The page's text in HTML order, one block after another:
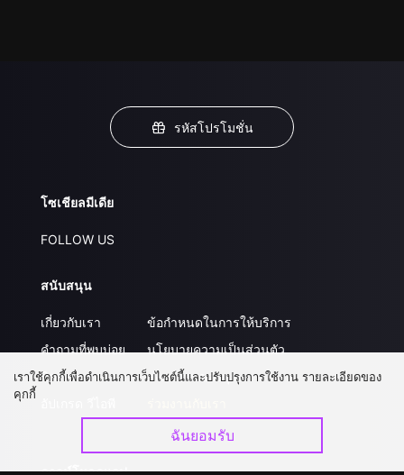
รหัสโปรโมชั่น
โซเชียลมีเดีย
FOLLOW US
สนับสนุน
เกี่ยวกับเรา
คำถามที่พบบ่อย
ติดต่อเรา
ข้อกำหนดในการให้บริการ
นโยบายความเป็นส่วนตัว
ส่งผลงานของคุณ
ดาวน์โหลดแอป
เราใช้คุกกี้เพื่อดำเนินการเว็บไซต์นี้และปรับปรุงการใช้งาน รายละเอียดของ
คุกกี้
ฉันยอมรับ